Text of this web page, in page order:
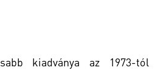
kiadványa az 1973-tól